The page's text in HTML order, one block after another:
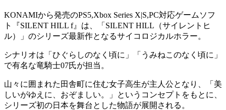
KONAMIから発売のPS5,Xbox Series X|S,PC対応ゲームソフ
ト『SILENT HILL f』は、「SILENT HILL（サイレントヒ
ル）」のシリーズ最新作となるサイコロジカルホラー。
シナリオは「ひぐらしのなく頃に」「うみねこのなく頃に」
で有名な竜騎士07氏が担当。
山々に囲まれた田舎町に住む女子高生が主人公となり、「美
しいがゆえに、おぞましい。」というコンセプトをもとに、
シリーズ初の日本を舞台 とした物語が展開される。